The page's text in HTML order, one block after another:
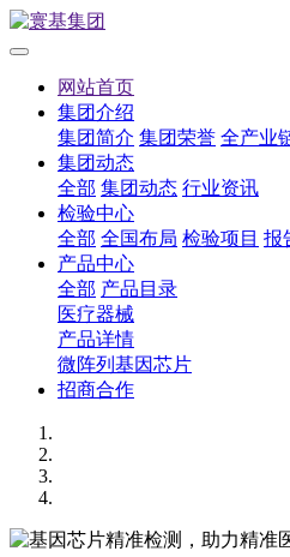
网站首页
集团介绍
集团简介 集团荣誉 全产业
集团动态
全部 集团动态 行业资讯
检验中心
全部 全国布局 检验项目 报
产品中心
全部 产品目录
医疗器械
产品详情
微阵列基因芯片
招商合作